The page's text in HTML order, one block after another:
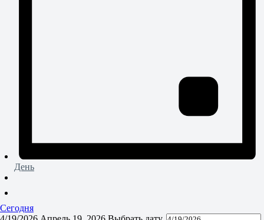
День
Cегодня